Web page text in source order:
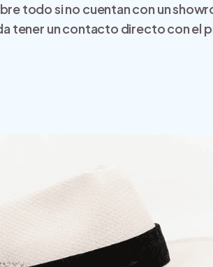
todo si no cuentan con un
tener un contacto directo con el